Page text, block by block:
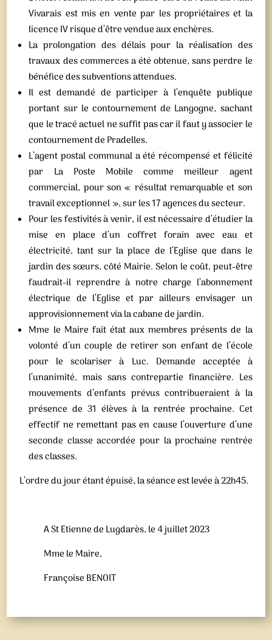
Vivarais est mis en vente par les propriétaires et la
licence IV risque d’être vendue aux enchères.
La prolongation des délais pour la réalisation des
travaux des commerces a été obtenue, sans perdre le
bénéfice des subventions attendues.
Il est demandé de participer à l’enquête publique
portant sur le contournement de Langogne, sachant
que le tracé actuel ne suffit pas car il faut y associer le
contournement de Pradelles.
L’agent postal communal a été récompensé et félicité
par La Poste Mobile comme meilleur agent
commercial, pour son « résultat remarquable et son
travail exceptionnel », sur les 17 agences du secteur.
Pour les festivités à venir, il est nécessaire d’étudier la
mise en place d’un coffret forain avec eau et
électricité, tant sur la place de l’Eglise que dans le
jardin des sœurs, côté Mairie. Selon le coût, peut-être
faudrait-il reprendre à notre charge l’abonnement
électrique de l’Eglise et par ailleurs envisager un
approvisionnement via la cabane de jardin.
Mme le Maire fait état aux membres présents de la
volonté d’un couple de retirer son enfant de l’école
pour le scolariser à Luc. Demande acceptée à
l’unanimité, mais sans contrepartie financière. Les
mouvements d’enfants prévus contribueraient à la
présence de 31 élèves à la rentrée prochaine. Cet
effectif ne remettant pas en cause l’ouverture d’une
seconde classe accordée pour la prochaine rentrée
des classes.
L’ordre du jour étant épuisé, la séance est levée à 22h45.
A St Etienne de Lugdarès, le 4 juillet 2023
Mme le Maire,
Françoise BENOIT